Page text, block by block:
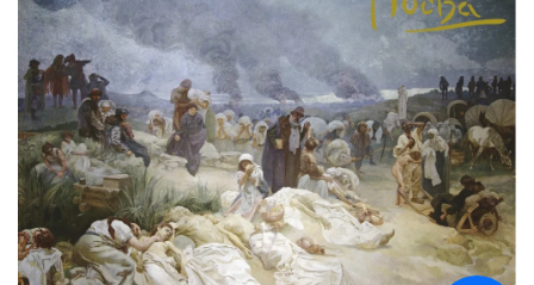
je
0,0
z
5
hvězdiček.